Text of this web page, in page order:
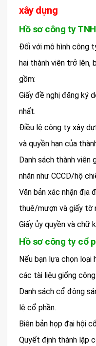
xây dựng
Hồ sơ công ty
Đối với mô hình công
hai thành viên trở lên,
gồm:
Giấy đề nghị đăng ký
nhất.
Điều lệ công ty xây
và quyền hạn của
Danh sách thành
nhân như CCCD/hộ
Văn bản xác nhận địa
thuê/mượn và giấy tờ
Giấy ủy quyền và chữ
Hồ sơ công ty cổ
Nếu bạn lựa chọn loại
các tài liệu giống
Danh sách cổ đông
lệ cổ phần.
Biên bản họp đại hội
Quyết định thành lập